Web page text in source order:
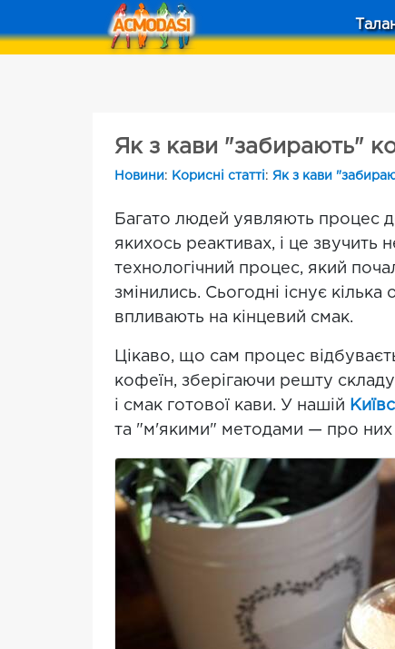
Як з кави "забирають"
Новини: Корисні статті: Як з кави
Багато людей уявляють процес
якихось реактивах, і це звучить
технологічний процес, який
змінились. Сьогодні існує
впливають на кінцевий смак.
Цікаво, що сам процес
кофеїн, зберігаючи решту
і смак готової кави. У нашій
та "м'якими" методами — про